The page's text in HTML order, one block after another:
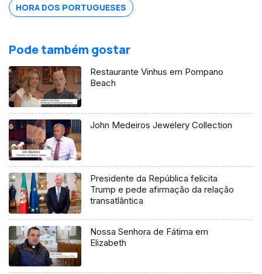
HORA DOS PORTUGUESES
Pode também gostar
Restaurante Vinhus em Pompano
Beach
John Medeiros Jewelery Collection
Presidente da República felicita
Trump e pede afirmação da relação
transatlântica
Nossa Senhora de Fátima em
Elizabeth